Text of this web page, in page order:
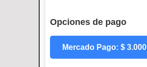
Opciones de pago
Mercado Pago: $ 3.000